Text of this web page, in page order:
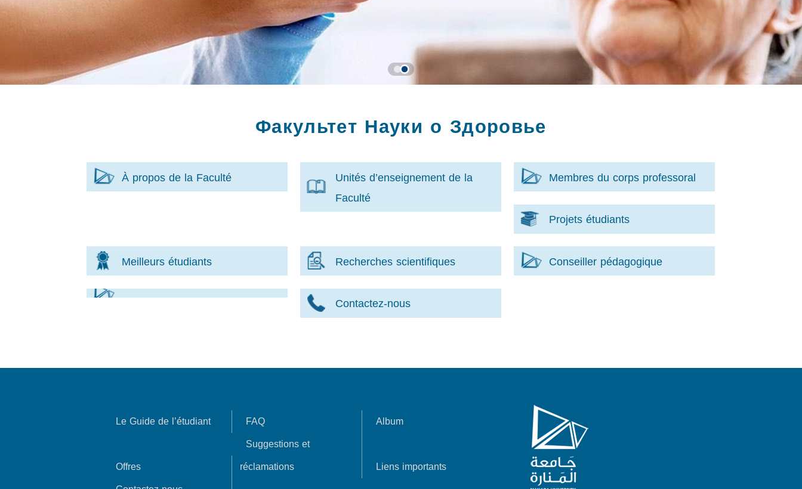
Факультет Науки о Здоровье
À propos de la Faculté
Unités d’enseignement de la
Faculté
Membres du corps professoral
Projets étudiants
Meilleurs étudiants Recherches scientifiques Conseiller pédagogique
Contactez-nous
Le Guide de l’étudiant FAQ Album
Offres
Suggestions et
réclamations
Liens importants